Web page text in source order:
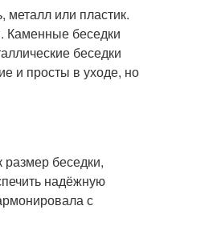
металл или пластик.
Каменные беседки
беседки
и просты в уходе, но
размер беседки,
надёжную
с